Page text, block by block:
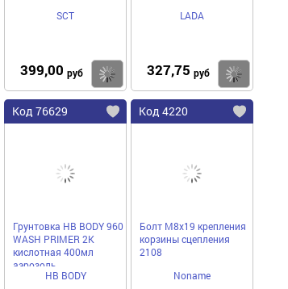
SCT
399,00 руб Купить
LADA
327,75 руб
Код 76629
Грунтовка HB BODY 960
WASH PRIMER 2К
кислотная 400мл
аэрозоль
HB BODY
Код 4220
Болт М8х19 крепления
корзины сцепления
2108
Noname